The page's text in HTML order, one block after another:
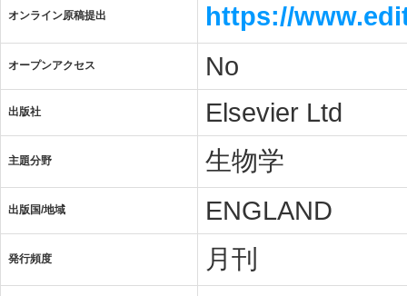
オンライン原稿提出 https://
オープンアクセス No
出版社 Elsevier Ltd
主題分野 生物学
出版国/地域 ENGLAND
発行頻度 月刊